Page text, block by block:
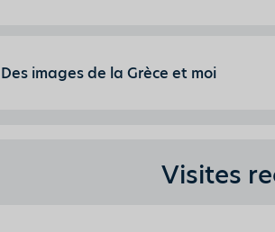
Des images de la Grèce et moi
Visites